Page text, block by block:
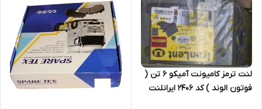
لنت ترمز کامیونت آمیکو 6 تن (
فوتون الوند ) کد 2406 ایرانلنت